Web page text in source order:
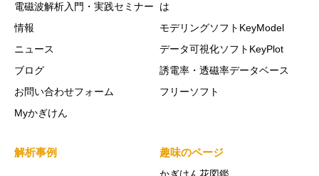
電磁波解析入門・実践セミナー
情報
ニュース
ブログ
お問い合わせフォーム
Myかぎけん
は
モデリングソフトKeyModel
データ可視化ソフトKeyPlot
誘電率・透磁率データベース
フリーソフト
解析事例 趣味のページ